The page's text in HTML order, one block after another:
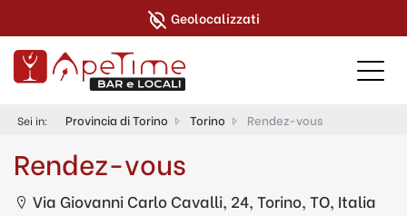
Geolocalizzati
Sei in: Provincia di Torino Torino Rendez-vous
Rendez-vous
Via Giovanni Carlo Cavalli, 24, Torino, TO, Italia